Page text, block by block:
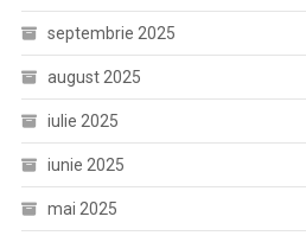
septembrie 2025
august 2025
iulie 2025
iunie 2025
mai 2025